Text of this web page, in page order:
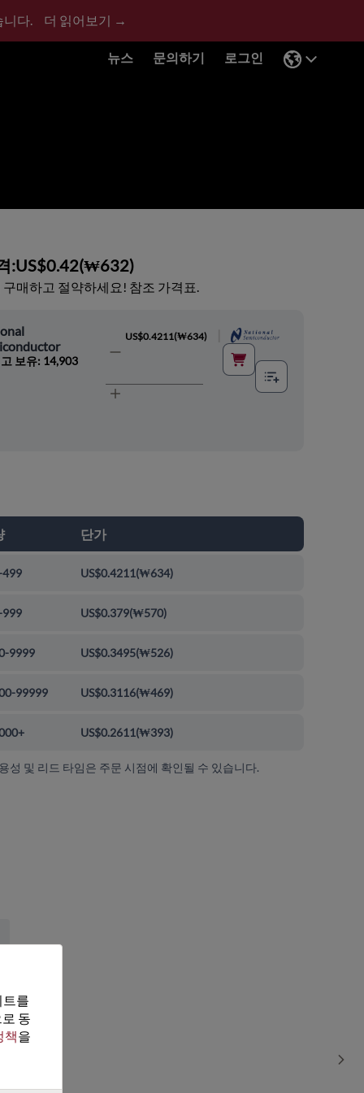
니다. 더 읽어보기 →
뉴스 문의하기 로그인
:US$0.42(₩632)
구매하고 절약하세요! 참조 가격표.
보유: 14,903
US$0.4211(₩634)
단가
499 US$0.4211(₩634)
999 US$0.379(₩570)
9999 US$0.3495(₩526)
99999 US$0.3116(₩469)
US$0.2611(₩393)
성 및 리드 타임은 주문 시점에 확인될 수 있습니다.
트를
동
책을